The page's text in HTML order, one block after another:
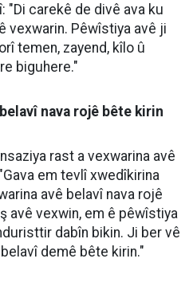
"Di carekê de divê ava ku
vexwarin. Pêwîstiya avê ji
temen, zayend, kîlo û
biguhere."
nava rojê bête kirin
rast a vexwarina avê
em tevlî xwedîkirina
avê belavî nava rojê
avê vexwin, em ê pêwîstiya
dabîn bikin. Ji ber vê
demê bête kirin."